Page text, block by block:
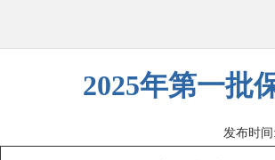
2025年第一批
发布时